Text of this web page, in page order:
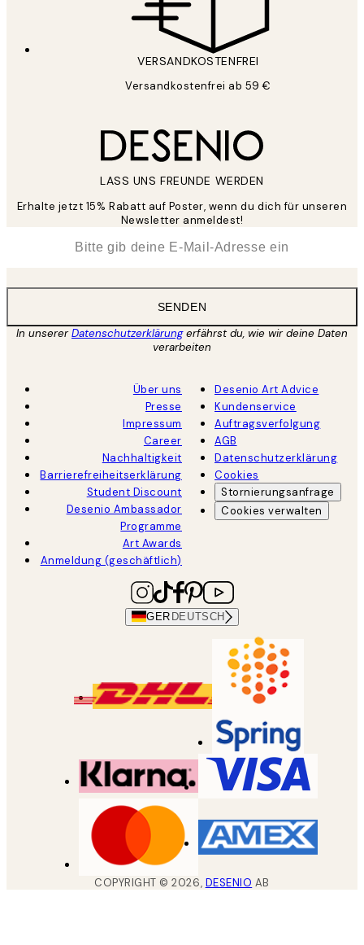
VERSANDKOSTENFREI
Versandkostenfrei ab 59 €
LASS UNS FREUNDE WERDEN
Erhalte jetzt 15% Rabatt auf Poster, wenn du dich für unseren
Newsletter anmeldest!
SENDEN
In unsererDatenschutzerklärungerfährst du, wie wir deine Daten
verarbeiten
Über uns
Presse
Impressum
Career
Nachhaltigkeit
Barrierefreiheitserklärung
Student Discount
Desenio Ambassador
Programme
Art Awards
Anmeldung (geschäftlich)
Desenio Art Advice
Kundenservice
Auftragsverfolgung
AGB
Datenschutzerklärung
Cookies
Stornierungsanfrage
Cookies verwalten
GER DEUTSCH
COPYRIGHT ©2026, DESENIO AB